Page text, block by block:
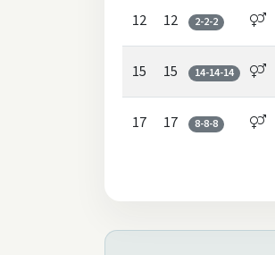
12 12 2-2-2
15 15 14-14-14
17 17 8-8-8